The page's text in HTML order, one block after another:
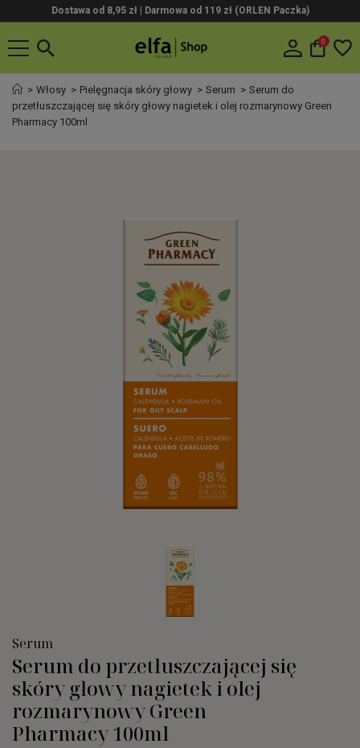
Dostawa od 8,95 zł | Darmowa od 119 zł (ORLEN Paczka)
0
Włosy Pielęgnacja skóry głowy Serum
Serum do
przetłuszczającej się skóry głowy nagietek i olej rozmarynowy Green
Pharmacy 100ml
Serum
Serum do przetłuszczającej się
skóry głowy nagietek i olej
rozmarynowy Green
Pharmacy 100ml